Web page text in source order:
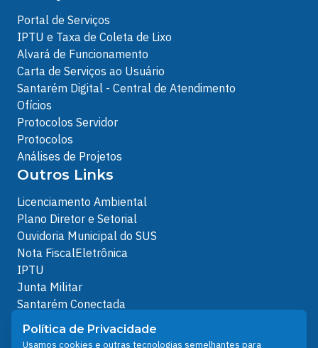
Portal de Serviços
IPTU e Taxa de Coleta de Lixo
Alvará de Funcionamento
Carta de Serviços ao Usuário
Santarém Digital - Central de Atendimento
Ofícios
Protocolos Servidor
Protocolos
Análises de Projetos
Outros Links
Licenciamento Ambiental
Plano Diretor e Setorial
Ouvidoria Municipal do SUS
Nota FiscalEletrônica
IPTU
Junta Militar
Santarém Conectada
Política de Privacidade
People illustrations by Storyset
Política de Privacidade
Usamos cookies e outras tecnologias semelhantes para